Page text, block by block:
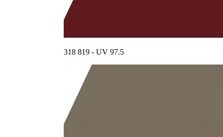
318 819 - UV 97.5